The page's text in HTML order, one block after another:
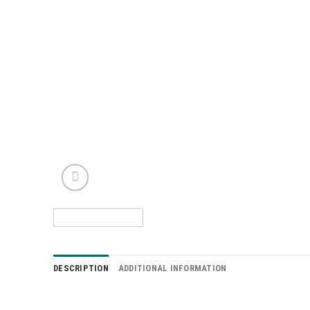
DESCRIPTION ADDITIONAL INFORMATION